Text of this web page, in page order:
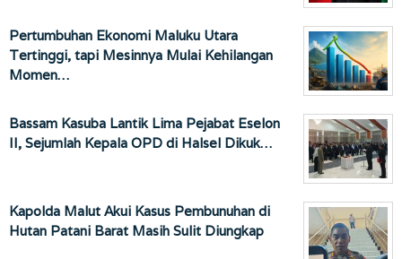
Pertumbuhan Ekonomi Maluku Utara
Tertinggi, tapi Mesinnya Mulai Kehilangan
Momen…
Bassam Kasuba Lantik Lima Pejabat Eselon
II, Sejumlah Kepala OPD di Halsel Dikuk…
Kapolda Malut Akui Kasus Pembunuhan di
Hutan Patani Barat Masih Sulit Diungkap